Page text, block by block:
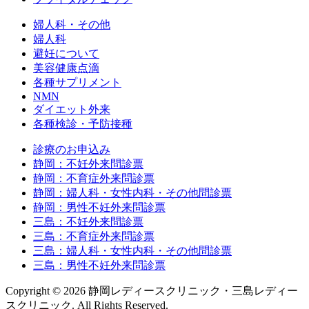
婦人科・その他
婦人科
避妊について
美容健康点滴
各種サプリメント
NMN
ダイエット外来
各種検診・予防接種
診療のお申込み
静岡：不妊外来問診票
静岡：不育症外来問診票
静岡：婦人科・女性内科・その他問診票
静岡：男性不妊外来問診票
三島：不妊外来問診票
三島：不育症外来問診票
三島：婦人科・女性内科・その他問診票
三島：男性不妊外来問診票
Copyright © 2026 静岡レディースクリニック・三島レディー
スクリニック. All Rights Reserved.